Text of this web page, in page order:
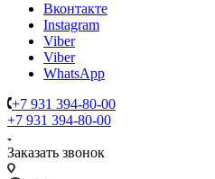
Вконтакте
Instagram
Viber
Viber
WhatsApp
+7 931 394-80-00
+7 931 394-80-00
Заказать звонок